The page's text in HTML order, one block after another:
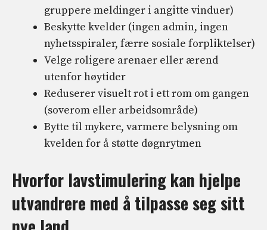
gruppere meldinger i angitte vinduer)
Beskytte kvelder (ingen admin, ingen
nyhetsspiraler, færre sosiale forpliktelser)
Velge roligere arenaer eller ærend
utenfor høytider
Reduserer visuelt rot i ett rom om gangen
(soverom eller arbeidsområde)
Bytte til mykere, varmere belysning om
kvelden for å støtte døgnrytmen
Hvorfor lavstimulering kan hjelpe
utvandrere med å tilpasse seg sitt